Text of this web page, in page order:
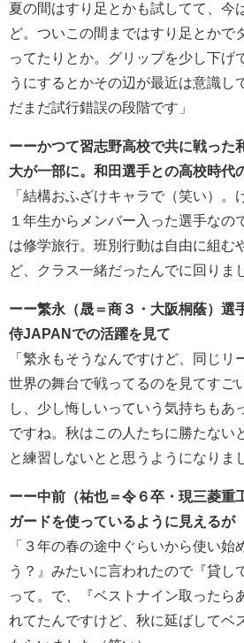
夏の間はすり足とかも試してて、今
ど。ついこの間まではすり足とかで
ってたりとか。グリップを少し下げ
うにするとかその辺が最近は意識し
だまだ試行錯誤の段階です」
ーーかつて習志野高校で共に戦った
大が一部に。和田選手との高校時代
「結構おふざけキャラで（笑い）。
１年生からメンバー入った選手なの
は修学旅行。班別行動は自由に組む
ど、クラス一緒だったんでに回りま
ーー繁永（晟＝商３・大阪桐蔭）選
侍JAPANでの活躍を見て
「繁永もそうなんですけど、同じリ
世界の舞台で戦ってるのを見てすご
し、少し悔しいっていう気持ちもあ
ですね。秋はこの人たちに勝たない
と練習しないとと思うようになりま
ーー中前（祐也＝令６卒・現三菱重
ガードを使っているように見えるが
「３年の春の途中ぐらいから使い始
う？』みたいに言われたので『貸し
って。で、『ベストナイン取ったら
れてたんですけど、秋に延ばしてベ